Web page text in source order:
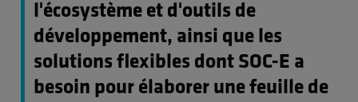
l'écosystème et d'outils de
développement, ainsi que les
solutions flexibles dont SOC-E a
besoin pour élaborer une feuille de